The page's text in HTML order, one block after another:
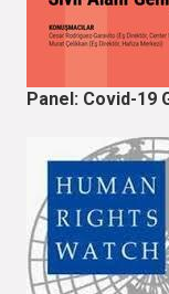
Panel: Covid-19